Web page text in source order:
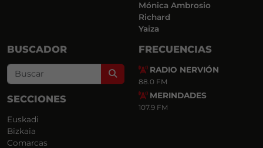
Mónica Ambrosio
Richard
Yaiza
BUSCADOR
Search
SECCIONES
Euskadi
Bizkaia
Comarcas
FRECUENCIAS
RADIO NERVIÓN
88.0 FM
MERINDADES
107.9 FM